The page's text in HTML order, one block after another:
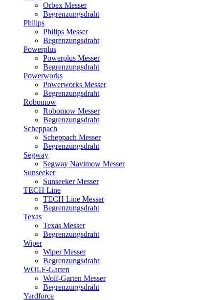
Orbex Messer
Begrenzungsdraht
Philips
Philips Messer
Begrenzungsdraht
Powerplus
Powerplus Messer
Begrenzungsdraht
Powerworks
Powerworks Messer
Begrenzungsdraht
Robomow
Robomow Messer
Begrenzungsdraht
Scheppach
Scheppach Messer
Begrenzungsdraht
Segway
Segway Navimow Messer
Sunseeker
Sunseeker Messer
TECH Line
TECH Line Messer
Begrenzungsdraht
Texas
Texas Messer
Begrenzungsdraht
Wiper
Wiper Messer
Begrenzungsdraht
WOLF-Garten
Wolf-Garten Messer
Begrenzungsdraht
Yardforce